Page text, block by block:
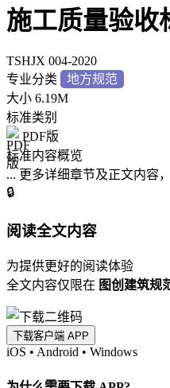
施工质量验收
TSHJX 004-2020
专业分类
地方规范
大小 6.19M
标准类别
PDF版
标准内容概览
... 更多详细章节及正文内容
🔒
阅读全文内容
为提供更好的阅读体验
全文内容仅限在 图创建筑规
下载客户端 APP
iOS • Android • Windows